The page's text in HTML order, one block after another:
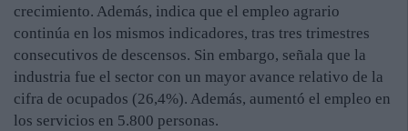
crecimiento. Además, indica que el empleo agrario
continúa en los mismos indicadores, tras tres trimestres
consecutivos de descensos. Sin embargo, señala que la
industria fue el sector con un mayor avance relativo de la
cifra de ocupados (26,4%). Además, aumentó el empleo en
los servicios en 5.800 personas.